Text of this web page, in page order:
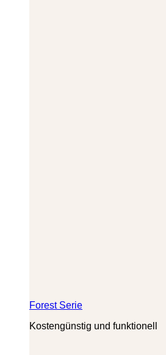
Forest Serie
Kostengünstig und funktionell